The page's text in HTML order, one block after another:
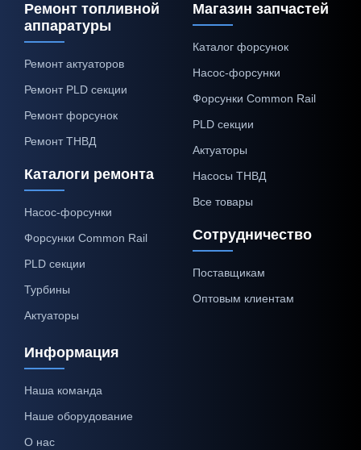
Ремонт топливной
аппаратуры
Ремонт актуаторов
Ремонт PLD секции
Ремонт форсунок
Ремонт ТНВД
Каталоги ремонта
Насос-форсунки
Форсунки Common Rail
PLD секции
Турбины
Актуаторы
Магазин запчастей
Каталог форсунок
Насос-форсунки
Форсунки Common Rail
PLD секции
Актуаторы
Насосы ТНВД
Все товары
Сотрудничество
Поставщикам
Оптовым клиентам
Информация
Наша команда
Наше оборудование
О нас